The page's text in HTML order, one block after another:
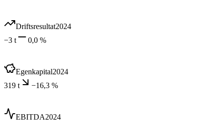
Driftsresultat2024
−3 t
0,0 %
Egenkapital2024
319 t
−16,3 %
EBITDA2024